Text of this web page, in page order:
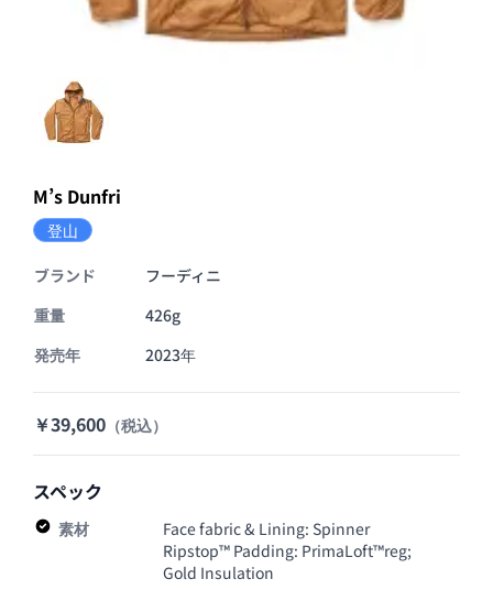
M’s Dunfri
登山
ブランド
フーディニ
重量
426g
発売年
2023年
￥39,600 （税込）
スペック
素材
Face fabric & Lining: Spinner
Ripstop™ Padding: PrimaLoft™reg;
Gold Insulation